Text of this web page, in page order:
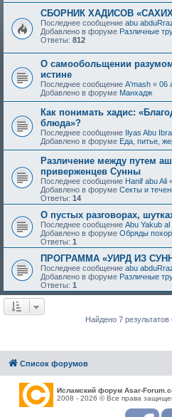
СБОРНИК ХАДИСОВ
Последнее сообщение abu
Добавлено в форуме Различные
Ответы: 812
О самообольщении
истине
Последнее сообщение A'mash « 06
Добавлено в форуме Манхадж
Как понимать хадис:
блюда»?
Последнее сообщение Ilyas Abu
Добавлено в форуме Еда, питье,
Различение между путем
приверженцев Сунны
Последнее сообщение Hanif abu Ali
Добавлено в форуме Секты и
Ответы: 14
О пустых разговорах,
Последнее сообщение Abu Yakub al
Добавлено в форуме Обряды
Ответы: 1
ПРОГРАММА «УИРД ИЗ
Последнее сообщение abu
Добавлено в форуме Различные
Ответы: 1
Найдено 7 результатов
Список форумов
Исламский форум Asar-
2008 - 2026 © Все права